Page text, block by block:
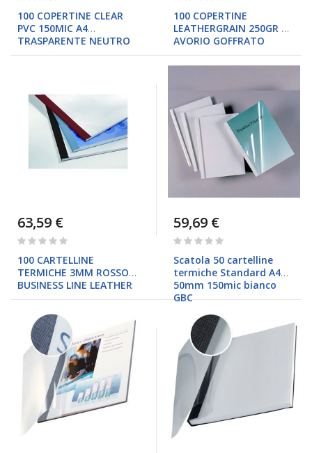
100 COPERTINE CLEAR
PVC 150MIC A4
TRASPARENTE NEUTRO
100 COPERTINE
LEATHERGRAIN 250GR A4
AVORIO GOFFRATO
63,59 €
Rating:
100 CARTELLINE
TERMICHE 3MM ROSSO
BUSINESS LINE LEATHER
59,69 €
Rating:
Scatola 50 cartelline
termiche Standard A4
50mm 150mic bianco
GBC